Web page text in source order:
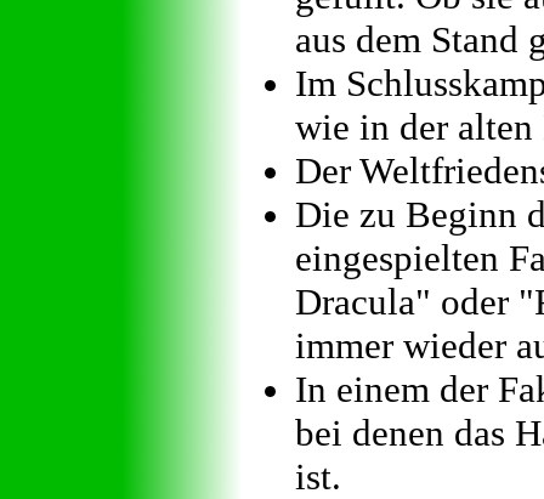
aus dem Stand
Im
wie in der alten
Der
Die zu Beginn
eingespielten
Dracula" oder
immer wieder
In einem der
bei denen das
ist.